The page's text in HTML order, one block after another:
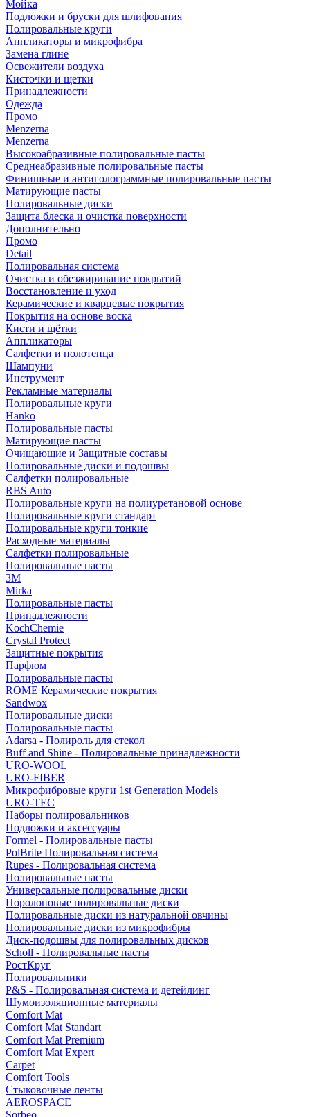
Мойка
Подложки и бруски для шлифования
Полировальные круги
Аппликаторы и микрофибра
Замена глине
Освежители воздуха
Кисточки и щетки
Принадлежности
Одежда
Промо
Menzerna
Menzerna
Высокоабразивные полировальные пасты
Среднеабразивные полировальные пасты
Финишные и антиголограммные полировальные пасты
Матирующие пасты
Полировальные диски
Защита блеска и очистка поверхности
Дополнительно
Промо
Detail
Полировальная система
Очистка и обезжиривание покрытий
Восстановление и уход
Керамические и кварцевые покрытия
Покрытия на основе воска
Кисти и щётки
Аппликаторы
Салфетки и полотенца
Шампуни
Инструмент
Рекламные материалы
Полировальные круги
Hanko
Полировальные пасты
Матирующие пасты
Очищающие и Защитные составы
Полировальные диски и подошвы
Салфетки полировальные
RBS Auto
Полировальные круги на полиуретановой основе
Полировальные круги стандарт
Полировальные круги тонкие
Расходные материалы
Салфетки полировальные
Полировальные пасты
3М
Mirka
Полировальные пасты
Принадлежности
KochChemie
Crystal Protect
Защитные покрытия
Парфюм
Полировальные пасты
ROME Керамические покрытия
Sandwox
Полировальные диски
Полировальные пасты
Adarsa - Полироль для стекол
Buff and Shine - Полировальные принадлежности
URO-WOOL
URO-FIBER
Микрофибровые круги 1st Generation Models
URO-TEC
Наборы полировальников
Подложки и аксессуары
Formel - Полировальные пасты
PolBrite Полировальная система
Rupes - Полировальная система
Полировальные пасты
Универсальные полировальные диски
Поролоновые полировальные диски
Полировальные диски из натуральной овчины
Полировальные диски из микрофибры
Диск-подошвы для полировальных дисков
Scholl - Полировальные пасты
РостКруг
Полировальники
P&S - Полировальная система и детейлинг
Шумоизоляционные материалы
Comfort Mat
Comfort Mat Standart
Comfort Mat Premium
Comfort Mat Expert
Carpet
Comfort Tools
Стыковочные ленты
AEROSPACE
Sorbeo